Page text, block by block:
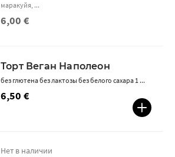
6,00 €
маракуйя, ...
Торт Веган Наполеон
6,50 €
без глютена без лактозы без белого сахара 1 ...
Нет в наличии